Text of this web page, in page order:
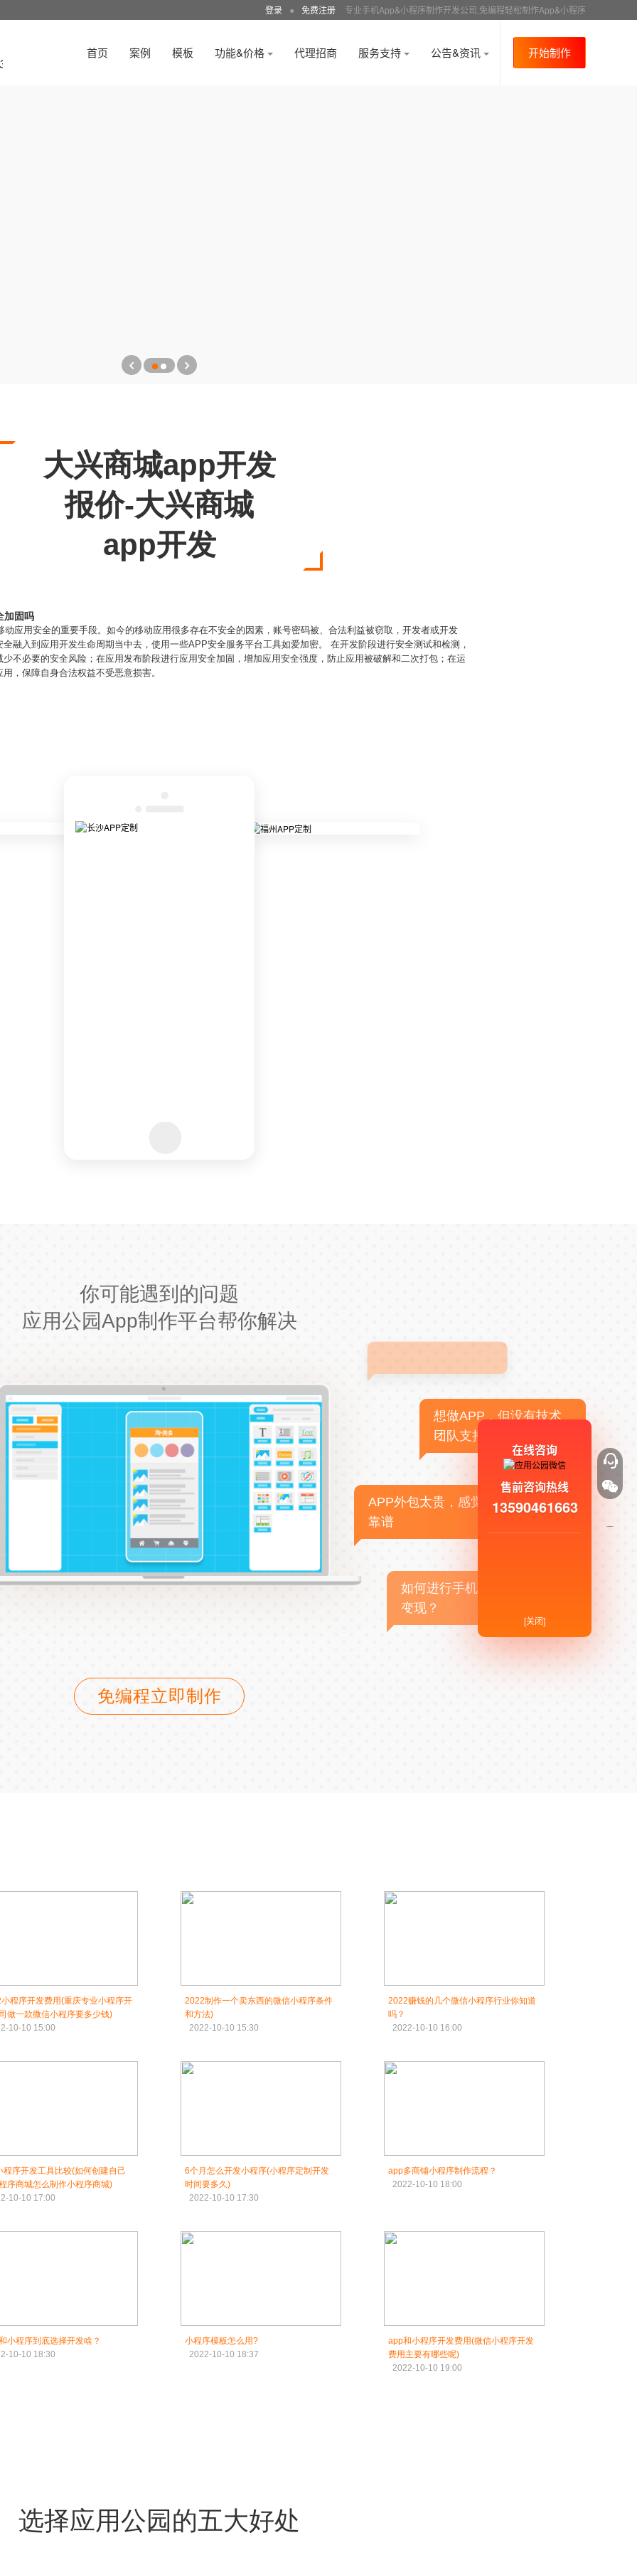
登录 ● 免费注册 专业手机App&小程序制作开发公司,免编程轻松制作App&小程序
首页 案例 模板 功能&价格 代理招商 服务支持 公告&资讯 开始制作
大兴商城app开发
报价-大兴商城
app开发
加固吗
应用安全的重要手段。如今的移动应用很多存在不安全的因素，账号密码被、合法利益被窃取，开发者或开发
融入到应用开发生命周期当中去，使用一些APP安全服务平台工具如爱加密。 在开发阶段进行安全测试和检测，
不必要的安全风险；在应用发布阶段进行应用安全加固，增加应用安全强度，防止应用被破解和二次打包；在运
，保障自身合法权益不受恶意损害。
你可能遇到的问题
应用公园App制作平台帮你解决
想做APP，但没有技术
团队支持
APP外包太贵，感觉不
靠谱
如何进行手机APP商业
变现？
免编程立即制作
程序开发费用(重庆专业小程序开
做一款微信小程序要多少钱)
10-10 15:00
2022制作一个卖东西的微信小程序条件
和方法)
2022-10-10 15:30
2022赚钱的几个微信小程序行业你知道
吗？
2022-10-10 16:00
程序开发工具比较(如何创建自己
序商城怎么制作小程序商城)
10-10 17:00
6个月怎么开发小程序(小程序定制开发
时间要多久)
2022-10-10 17:30
app多商铺小程序制作流程？
2022-10-10 18:00
小程序到底选择开发啥？
10-10 18:30
小程序模板怎么用?
2022-10-10 18:37
app和小程序开发费用(微信小程序开发
费用主要有哪些呢)
2022-10-10 19:00
选择应用公园的五大好处
在线咨询
售前咨询热线
13590461663
[关闭]